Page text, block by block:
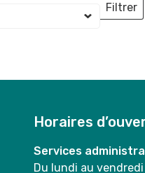
Filtrer
Lieux
Horaires
Services
Du lundi au vendredi